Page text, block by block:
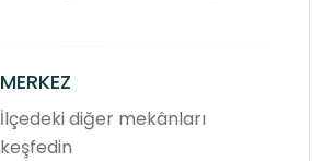
MERKEZ
İlçedeki diğer mekânları
keşfedin